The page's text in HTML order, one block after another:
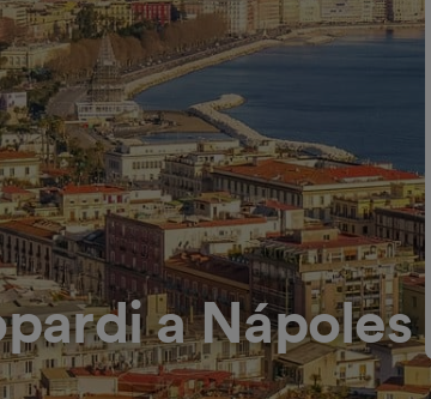
a Nápoles